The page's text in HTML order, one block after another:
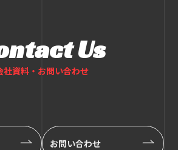
Us
社資料・お問い合わせ
お問い合わせ